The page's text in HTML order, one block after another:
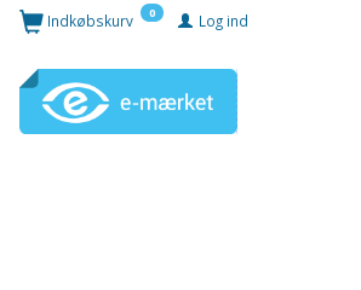
Log ind
Indkøbskurv 0